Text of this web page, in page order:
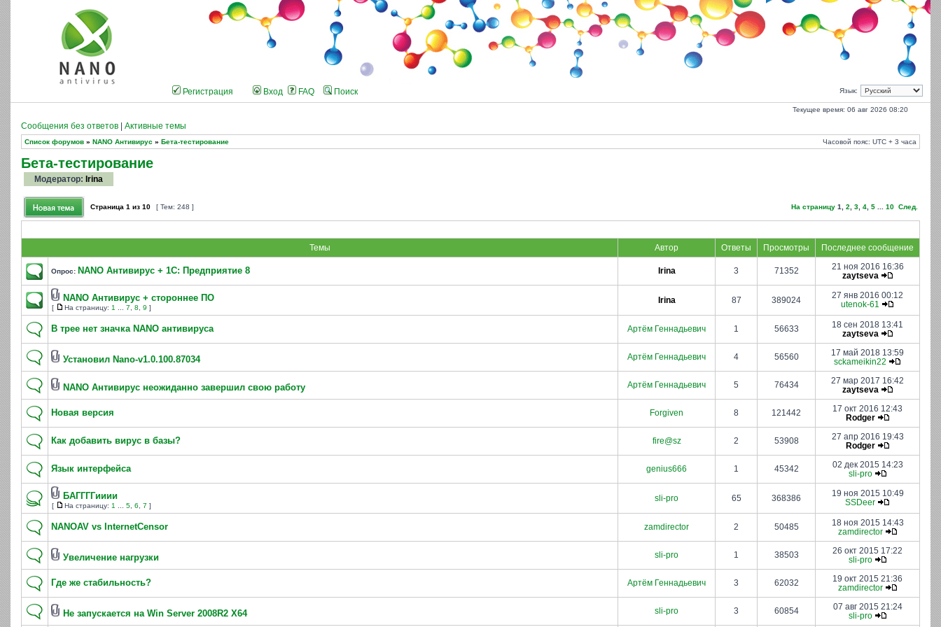
Язык:
Регистрация Вход FAQ Поиск
Текущее время: 06 авг 2026 08:20
Сообщения без ответов Активные темы
Список форумов » NANO Антивирус » Бета-тестирование Часовой пояс: UTC + 3 часа
Бета-тестирование
Модератор: Irina
Страница 1 из 10 [ Тем: 248 ] На страницу 1 2 3 4 5 10 След.
Темы Автор Ответы Просмотры Последнее сообщение
Опрос: NANO Антивирус + 1С: Предприятие 8 Irina 3 71352
21 ноя 2016 16:36
zaytseva
NANO Антивирус + стороннее ПО
[ На страницу: 1 7 8 9 ]
Irina 87 389024
27 янв 2016 00:12
utenok-61
В трее нет значка NANO антивируса Артём Геннадьевич 1 56633
18 сен 2018 13:41
zaytseva
Установил Nano-v1.0.100.87034 Артём Геннадьевич 4 56560
17 май 2018 13:59
sckameikin22
NANO Антивирус неожиданно завершил свою работу Артём Геннадьевич 5 76434
27 мар 2017 16:42
zaytseva
Новая версия Forgiven 8 121442
17 окт 2016 12:43
Rodger
Как добавить вирус в базы? fire@sz 2 53908
27 апр 2016 19:43
Rodger
Язык интерфейса genius666 1 45342
02 дек 2015 14:23
sli-pro
БАГГГГииии
[ На страницу: 1 5 6 7 ]
sli-pro 65 368386
19 ноя 2015 10:49
SSDeer
NANOAV vs InternetCensor zamdirector 2 50485
18 ноя 2015 14:43
zamdirector
Увеличение нагрузки sli-pro 1 38503
26 окт 2015 17:22
sli-pro
Где же стабильность? Артём Геннадьевич 3 62032
19 окт 2015 21:36
zamdirector
Не запускается на Win Server 2008R2 X64 sli-pro 3 60854
07 авг 2015 21:24
sli-pro